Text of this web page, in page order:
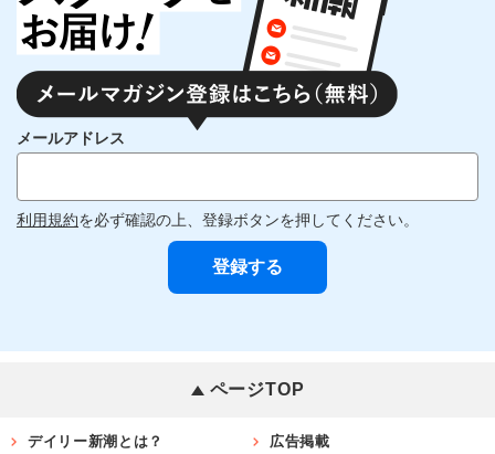
メールアドレス
利用規約を必ず確認の上、登録ボタンを押してください。
ページTOP
デイリー新潮とは？ 広告掲載